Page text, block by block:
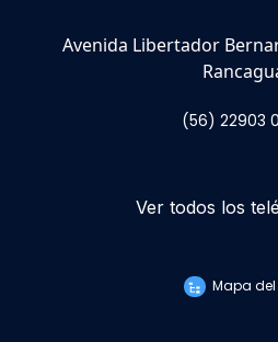
Avenida Libertador
(56) 22903
Ver todos los
Mapa